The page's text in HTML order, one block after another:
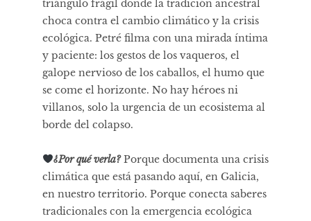
triángulo frágil donde la tradición ancestral
choca contra el cambio climático y la crisis
ecológica. Petré filma con una mirada íntima
y paciente: los gestos de los vaqueros, el
galope nervioso de los caballos, el humo que
se come el horizonte. No hay héroes ni
villanos, solo la urgencia de un ecosistema al
borde del colapso.
¿Por qué verla?Porque documenta una crisis
climática que está pasando aquí, en Galicia,
en nuestro territorio. Porque conecta saberes
tradicionales con la emergencia ecológica